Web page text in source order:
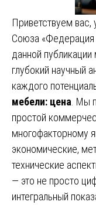
Приветствуем вас,
Союза «Федерация
данной
глубокий научный
каждого
мебели: цена . Мы
простой
многофакторному
экономические,
технические
— это не просто
интегральный